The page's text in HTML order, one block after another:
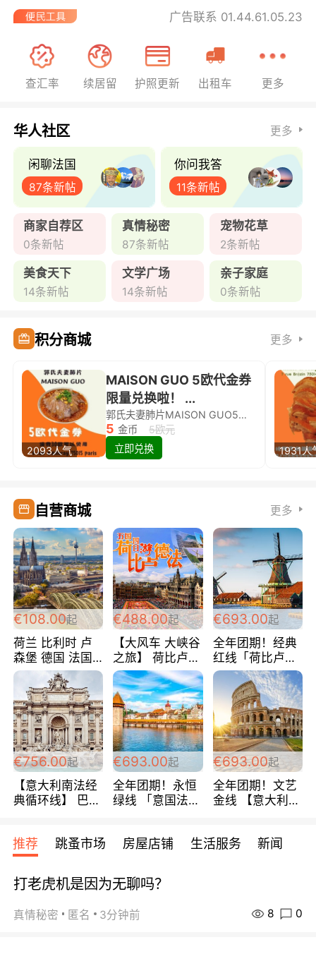
广告联系 01.44.61.05.23
查汇率 续居留 护照更新 出租车 更多
华人社区 更多
闲聊法国
87条新帖
你问我答
11条新帖
商家自荐区
0条新帖
真情秘密
87条新帖
宠物花草
2条新帖
美食天下
14条新帖
文学广场
14条新帖
亲子家庭
0条新帖
积分商城 更多
2093人气
MAISON GUO 5欧代金券
限量兑换啦！ ...
郭氏夫妻肺片MAISON GUO5欧代金券限量兑换啦！
5 金币
5欧元
立即兑换
1931人
自营商城 更多
€108.00起
荷兰 比利时 卢
森堡 德国 法国
超爽玩遍西欧 循
环线 全程四星宾
馆 108欧/人/天
€488.00起
【大风车 大峡谷
之旅】 荷比卢德
法 巴黎上下 经
典五国四日游
488欧/人
€693.00起
全年团期！经典
红线「荷比卢德
法」七天循环 五
国 仅售99欧/人/
天！巴黎上下！
包拼房~
€756.00起
【意大利南法经
典循环线】 巴黎
宾馆 108欧/天起
全程756欧/位
€693.00起
全年团期！永恒
绿线 「意国法
欧/天起 ~包拼房
€693.00起
全年团期！文艺
金线 【意大利一
每周铁发！
推荐 跳蚤市场 房屋店铺 生活服务 新闻
打老虎机是因为无聊吗？
真情秘密 匿名 3分钟前 8 0